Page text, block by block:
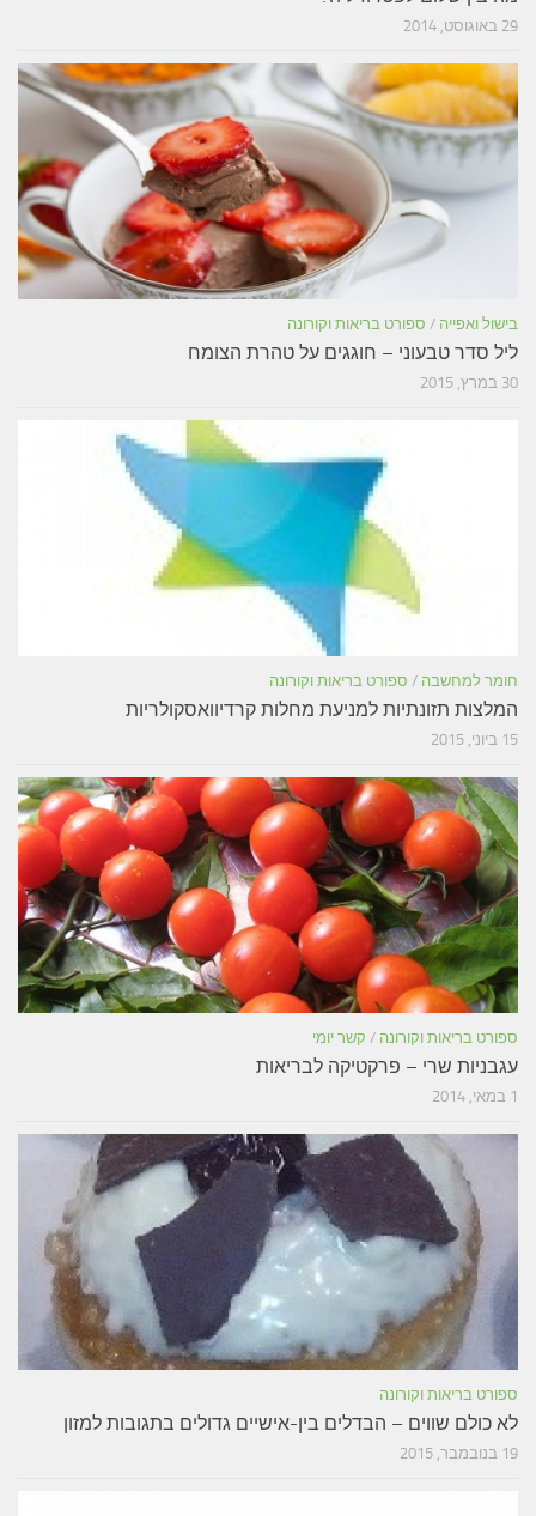
29 באוגוסט, 2014
בישול ואפייה / ספורט בריאות וקורונה
ליל סדר טבעוני – חוגגים על טהרת הצומח
30 במרץ, 2015
חומר למחשבה / ספורט בריאות וקורונה
המלצות תזונתיות למניעת מחלות קרדיוואסקולריות
15 ביוני, 2015
ספורט בריאות וקורונה / קשר יומי
עגבניות שרי – פרקטיקה לבריאות
1 במאי, 2014
ספורט בריאות וקורונה
לא כולם שווים – הבדלים בין-אישיים גדולים בתגובות למזון
19 בנובמבר, 2015